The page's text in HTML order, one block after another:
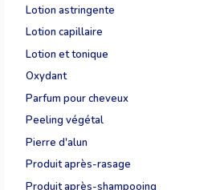
Lotion astringente
Lotion capillaire
Lotion et tonique
Oxydant
Parfum pour cheveux
Peeling végétal
Pierre d'alun
Produit après-rasage
Produit après-shampooing